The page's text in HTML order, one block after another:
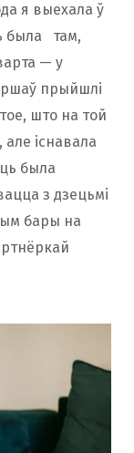
я выехала ў
была там,
— у
прыйшлі
што на той
існавала
была
з дзецьмі
бары на